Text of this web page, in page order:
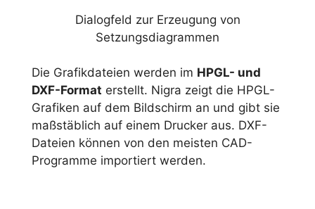
Dialogfeld zur Erzeugung von
Setzungsdiagrammen
Die Grafikdateien werden im HPGL- und
DXF-Format erstellt. Nigra zeigt die HPGL-
Grafiken auf dem Bildschirm an und gibt sie
maßstäblich auf einem Drucker aus. DXF-
Dateien können von den meisten CAD-
Programme importiert werden.